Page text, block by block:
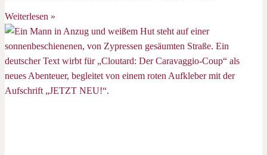
Weiterlesen »